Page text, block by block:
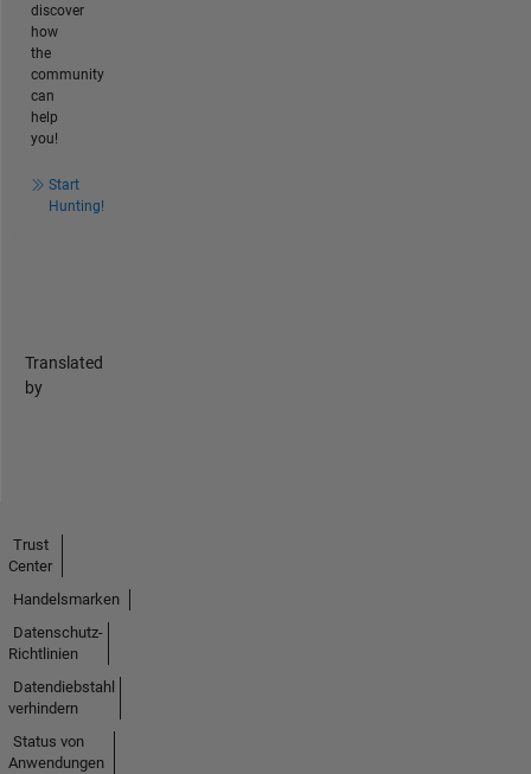
discover
how
the
community
can
help
you!
Start
Hunting!
Translated
by
Trust
Center
Handelsmarken
Datenschutz-
Richtlinien
Datendiebstahl
verhindern
Status von
Anwendungen